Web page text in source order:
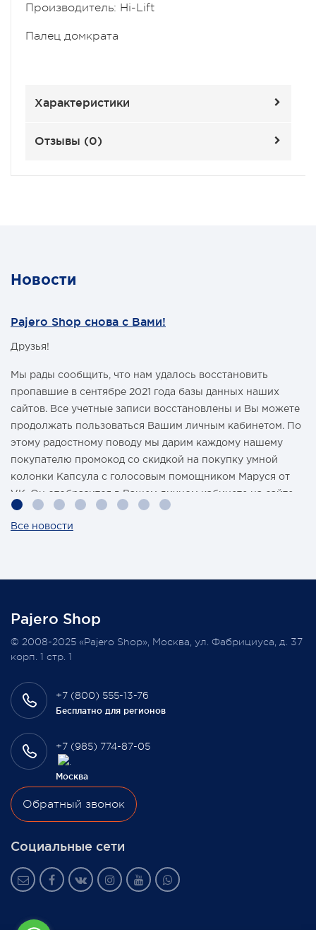
Производитель: Hi-Lift
Палец домкрата
Характеристики
Отзывы (0)
Новости
Pajero Shop снова с Вами!
Друзья!
Мы рады сообщить, что нам удалось восстановить
пропавшие в сентябре 2021 года базы данных наших
сайтов. Все учетные записи восстановлены и Вы можете
продолжать пользоваться Вашим личным кабинетом. По
этому радостному поводу мы дарим каждому нашему
покупателю промокод со скидкой на покупку умной
колонки Капсула с голосовым помощником Маруся от
VK. Он отобразится в Вашем личном кабинете на сайте
магазина Pajero Shop 14 февраля.
Всегда Ваш, Pajero Shop
3 февраля 2022
Все новости
Pajero Shop
+7 (800) 555-13-76
Бесплатно для регионов
+7 (985) 774-87-05
Москва
Обратный звонок
Социальные сети
© 2008-2025 «Pajero Shop», Москва, ул. Фабрициуса, д. 37
корп. 1 стр. 1